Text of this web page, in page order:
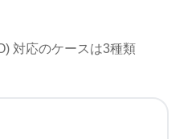
対応のケースは3種類